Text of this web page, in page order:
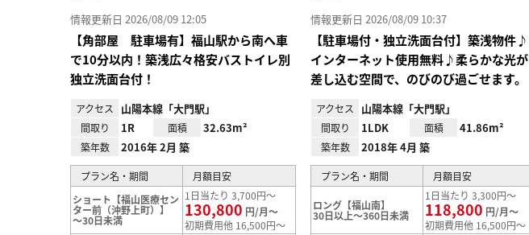
情報更新日 2026/08/09 12:05
【角部屋 駐車場有】福山駅から南へ車
で10分以内！築浅広々格安バストイレ別
独立洗面台付！
アクセス 山陽本線「大門駅」
間取り 1R 面積 32.63m²
築年数 2016年 2月 築
プラン名・期間
月額目安
ショート【福山医療セン
ター前（沖野上町）】
～30日未満
1日当たり 3,700円～
130,800 円/月～
初期費用他 16,500円～
情報更新日 2026/08/09 10:37
【駐車場付・独立洗面台付】築浅物件♪
インターネット使用無料♪柔らかな光が
差し込む空間で、のびのび過ごせます。
アクセス 山陽本線「大門駅」
間取り 1LDK 面積 41.86m²
築年数 2018年 4月 築
プラン名・期間 月額目安
ロング【福山南】
30日以上～360日未満
1日当たり 3,300円～
118,800 円/月～
初期費用他 16,500円～